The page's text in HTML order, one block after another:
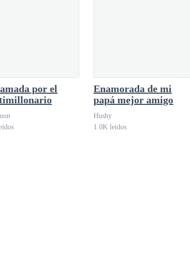
por el
Enamorada de mi
papá mejor amigo
Hushy
1.0K leídos